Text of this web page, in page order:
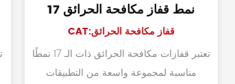
02 FR بدلة مكافحة الحرائق
القطنية
CAT:بدلة مكافحة الحرائق
تم تصميم بدلات الحماية من الحرائق 02 بدقة